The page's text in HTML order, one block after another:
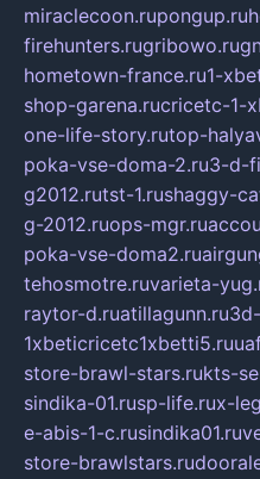
miraclecoon.rupongup.ru
firehunters.rugribowo.ru
hometown-france.ru1-
shop-garena.rucricetc-1-
one-life-story.rutop-
poka-vse-doma-2.ru3-d-
g2012.rutst-1.rushaggy-
g-2012.ruops-mgr.ru
poka-vse-doma2.ru
tehosmotre.ruvarieta-
raytor-d.ruatillagunn.ru
1xbeticricetc1xbetti5.ru
store-brawl-stars.rukts-
sindika-01.rusp-life.rux-
e-abis-1-c.rusindika01.ru
store-brawlstars.ru